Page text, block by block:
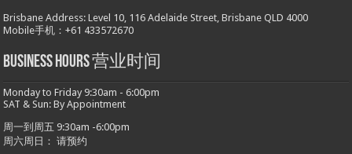
Brisbane Address: Level 10, 116 Adelaide Street, Brisbane QLD 4000
Mobile手机：+61 433572670
Business hours 营业时间
Monday to Friday 9:30am - 6:00pm
SAT & Sun: By Appointment
周一到周五 9:30am -6:00pm
周六周日： 请预约